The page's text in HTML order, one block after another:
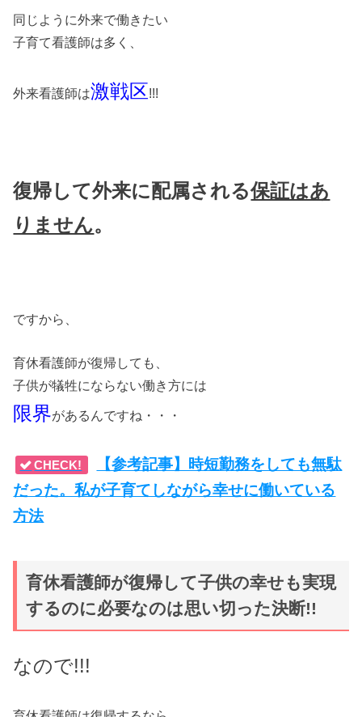
同じように外来で働きたい
子育て看護師は多く、
外来看護師は激戦区!!!
復帰して外来に配属される保証はあ
りません。
ですから、
育休看護師が復帰しても、
子供が犠牲にならない働き方には
限界があるんですね・・・
CHECK!
【参考記事】時短勤務をしても無駄
だった。私が子育てしながら幸せに働いている
方法
育休看護師が復帰して子供の幸せも実現
するのに必要なのは思い切った決断!!
なので!!!